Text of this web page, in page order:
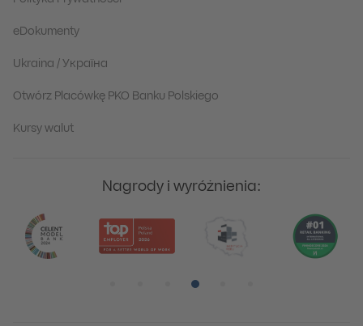
eDokumenty
Ukraina / Україна
Otwórz Placówkę PKO Banku Polskiego
Kursy walut
Nagrody i wyróżnienia: